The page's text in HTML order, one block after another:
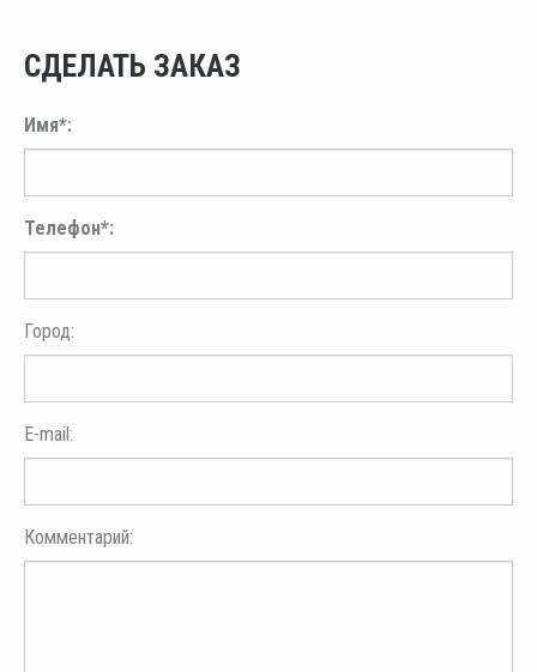
СДЕЛАТЬ ЗАКАЗ
Имя*:
Телефон*:
Город:
E-mail:
Комментарий: